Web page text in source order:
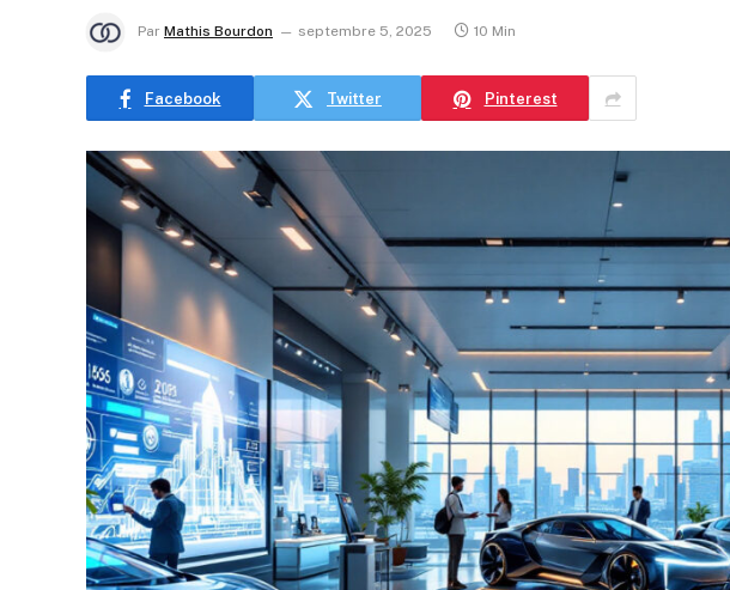
Par Mathis Bourdon septembre 5, 2025 10 Min
Facebook Twitter Pinterest